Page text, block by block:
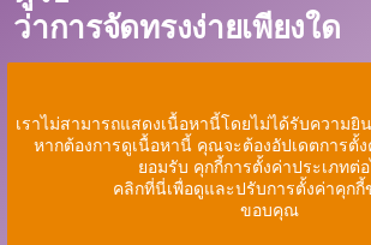
ว่าการจัดทรงง่ายเพียงใด
เราไม่สามารถแสดงเนื้อหานี้โดยไม่ได้รับความ
หากต้องการดูเนื้อหานี้ คุณจะต้องอัปเดตการตั้
ยอมรับ คุกกี้การตั้งค่าประเภทต่
คลิกที่นี่เพื่อดูและปรับการตั้งค่าคุก
ขอบคุณ